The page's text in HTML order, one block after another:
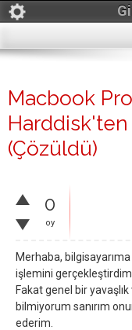
Macbook
(Çözüldü)
0
oy
Merhaba,
işlemini
Fakat genel bir
bilmiyorum sanırım
ederim.